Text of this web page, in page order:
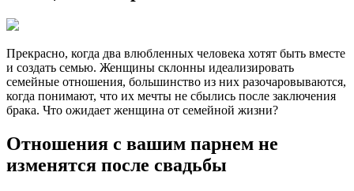
Прекрасно, когда два влюбленных человека хотят быть вместе
и создать семью. Женщины склонны идеализировать
семейные отношения, большинство из них разочаровываются,
когда понимают, что их мечты не сбылись после заключения
брака. Что ожидает женщина от семейной жизни?
Отношения с вашим парнем не
изменятся после свадьбы